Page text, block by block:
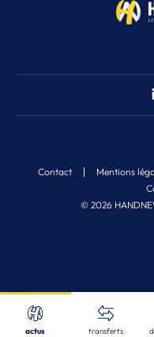
Recherche
© 2026
Contact Mentions
actus transferts
Nos